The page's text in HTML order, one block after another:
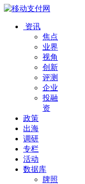
资讯
焦点
业界
视角
创新
评测
企业
投融
资
政策
出海
调研
专栏
活动
数据库
牌照